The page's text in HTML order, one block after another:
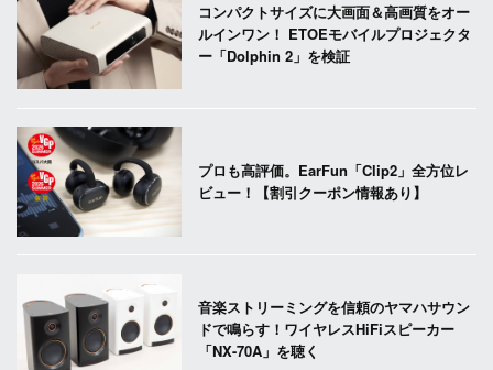
コンパクトサイズに大画面＆高画質をオー
ルインワン！ ETOEモバイルプロジェクタ
ー「Dolphin 2」を検証
プロも高評価。EarFun「Clip2」全方位レ
ビュー！【割引クーポン情報あり】
音楽ストリーミングを信頼のヤマハサウン
ドで鳴らす！ワイヤレスHiFiスピーカー
「NX-70A」を聴く